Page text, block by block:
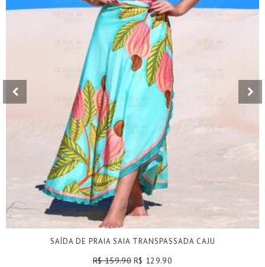
SAÍDA DE PRAIA SAIA TRANSPASSADA CAJU
R$ 159.90 R$ 129.90